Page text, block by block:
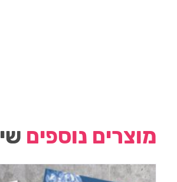
מוצרים נוספים